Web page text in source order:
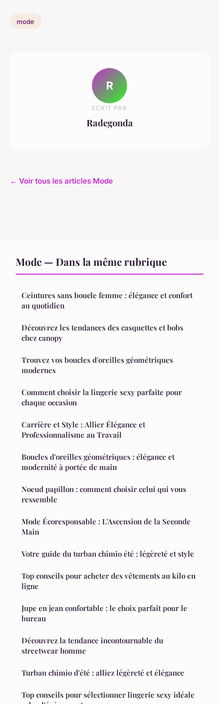
mode
R
ECRIT PAR
Radegonda
← Voir tous les articles Mode
Mode — Dans la même rubrique
Ceintures sans boucle femme : élégance et confort
au quotidien
Découvrez les tendances des casquettes et bobs
chez canopy
Trouvez vos boucles d'oreilles géométriques
modernes
Comment choisir la lingerie sexy parfaite pour
chaque occasion
Carrière et Style : Allier Élégance et
Professionnalisme au Travail
Boucles d'oreilles géométriques : élégance et
modernité à portée de main
Noeud papillon : comment choisir celui qui vous
ressemble
Mode Écoresponsable : L'Ascension de la Seconde
Main
Votre guide du turban chimio été : légèreté et style
Top conseils pour acheter des vêtements au kilo en
ligne
Jupe en jean confortable : le choix parfait pour le
bureau
Découvrez la tendance incontournable du
streetwear homme
Turban chimio d'été : alliez légèreté et élégance
Top conseils pour sélectionner lingerie sexy idéale